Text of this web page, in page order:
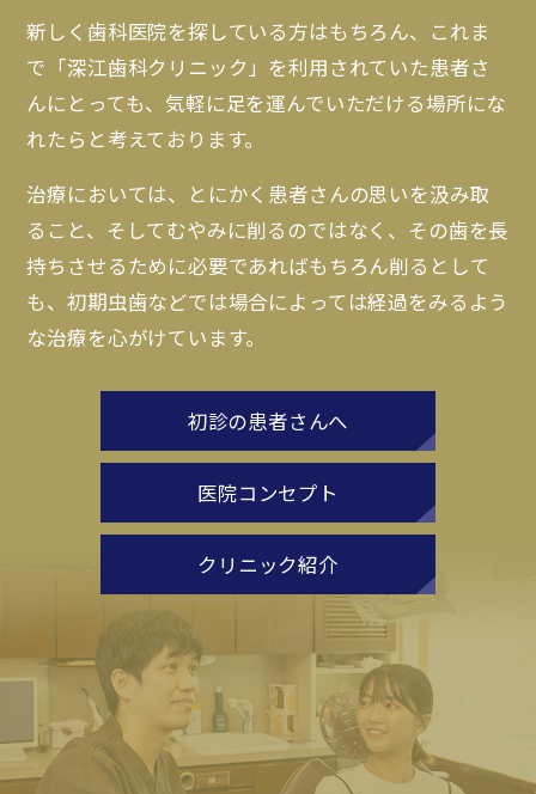
新しく歯科医院を探している方はもちろん、これま
で「深江歯科クリニック」を利用されていた患者さ
んにとっても、気軽に足を運んでいただける場所にな
れたらと考えております。
治療においては、とにかく患者さんの思いを汲み取
ること、そしてむやみに削るのではなく、その歯を長
持ちさせるために必要であればもちろん削るとして
も、初期虫歯などでは場合によっては経過をみるよう
な治療を心がけています。
初診の患者さんへ
医院コンセプト
クリニック紹介